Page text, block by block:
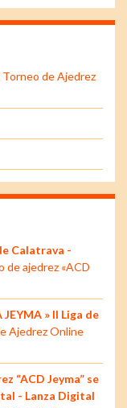
Torneo de Ajedrez
Calatrava -
de ajedrez «ACD
» II Liga de
Ajedrez Online
“ACD Jeyma” se
- Lanza Digital